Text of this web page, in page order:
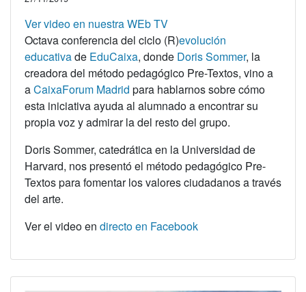
Ver video en nuestra WEb TV
Octava conferencia del ciclo (R)evolución
educativade EduCaixa, donde Doris Sommer, la
creadora del método pedagógico Pre-Textos, vino a
aCaixaForum Madrid para hablarnos sobre cómo
esta iniciativa ayuda al alumnado a encontrar su
propia voz y admirar la del resto del grupo.
Doris Sommer, catedrática en la Universidad de
Harvard, nos presentó el método pedagógico Pre-
Textos para fomentar los valores ciudadanos a través
del arte.
Ver el video en directo en Facebook